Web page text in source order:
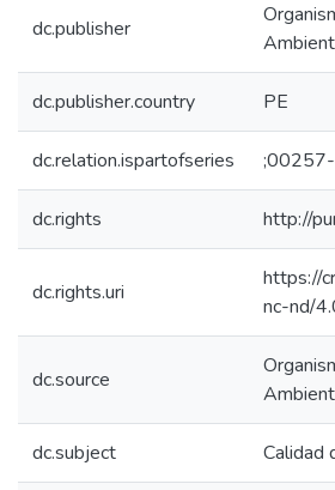
dc.publisher
dc.publisher.country PE
dc.relation.ispartofseries ;00257-
dc.rights http://
dc.rights.uri
https://
nc-nd/
dc.source
dc.subject Calidad